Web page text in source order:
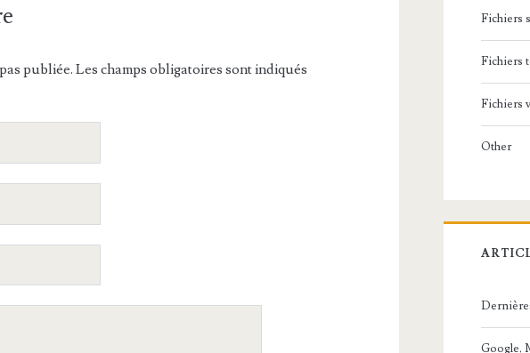
publiée. Les champs obligatoires sont indiqués
Fichiers
Fichiers
Fichiers
Other
Google,